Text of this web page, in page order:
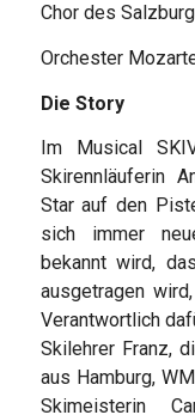
Chor des
Orchester
Die Story
Im Musical
Skirennläuferin
Star auf den
sich immer
bekannt wird,
ausgetragen
Verantwortlich
Skilehrer Franz,
aus Hamburg,
Skimeisterin